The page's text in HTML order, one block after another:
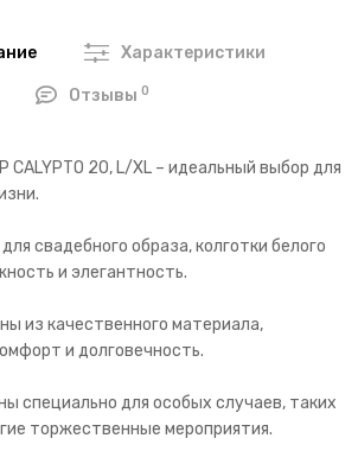
Характеристики
Отзывы0
CALYPTO 20, L/XL – идеальный выбор для
свадебного образа, колготки белого
и элегантность.
из качественного материала,
и долговечность.
специально для особых случаев, таких
торжественные мероприятия.